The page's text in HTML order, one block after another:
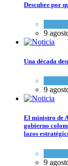
Descubre por
9
Una década
9
El ministro de
gobierno
lazos
9